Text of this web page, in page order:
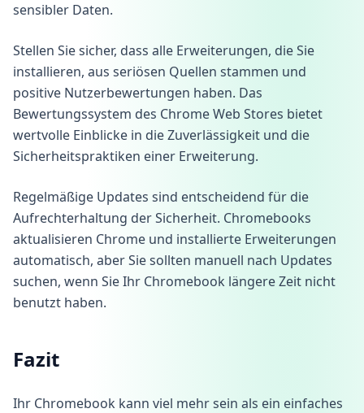
sensibler Daten.
Stellen Sie sicher, dass alle Erweiterungen, die Sie
installieren, aus seriösen Quellen stammen und
positive Nutzerbewertungen haben. Das
Bewertungssystem des Chrome Web Stores bietet
wertvolle Einblicke in die Zuverlässigkeit und die
Sicherheitspraktiken einer Erweiterung.
Regelmäßige Updates sind entscheidend für die
Aufrechterhaltung der Sicherheit. Chromebooks
aktualisieren Chrome und installierte Erweiterungen
automatisch, aber Sie sollten manuell nach Updates
suchen, wenn Sie Ihr Chromebook längere Zeit nicht
benutzt haben.
Fazit
Ihr Chromebook kann viel mehr sein als ein einfaches